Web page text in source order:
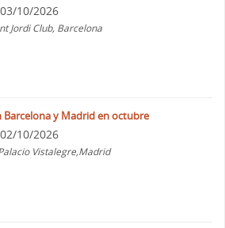
03/10/2026
Jordi Club, Barcelona
Barcelona y Madrid en octubre
02/10/2026
Vistalegre,Madrid